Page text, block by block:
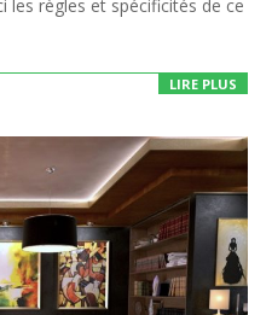
les règles et spécificités de ce
LIRE PLUS